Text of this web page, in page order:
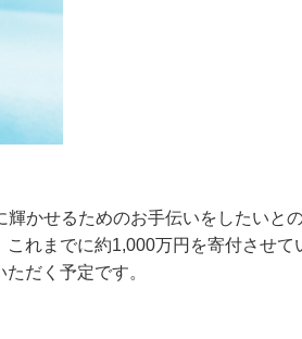
かせるためのお手伝いをしたいと
れまでに約1,000万円を寄付させて
だく予定です。